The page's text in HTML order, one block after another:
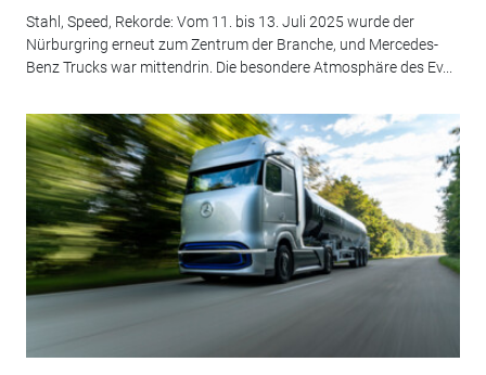
Stahl, Speed, Rekorde: Vom 11. bis 13. Juli 2025 wurde der
Nürburgring erneut zum Zentrum der Branche, und Mercedes-
Benz Trucks war mittendrin. Die besondere Atmosphäre des Ev...